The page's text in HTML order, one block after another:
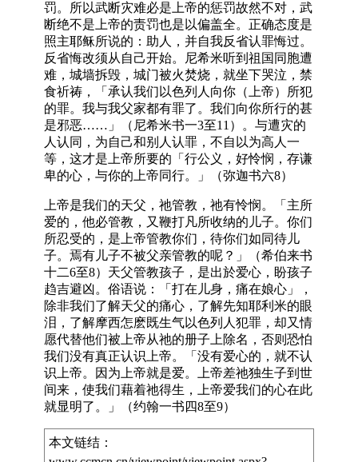
罚。所以武断灾难必是上帝的惩罚故然不对，武
断绝不是上帝的责罚也是以偏盖全。正确态度是
照主耶稣所说的：助人，并自我反省认罪悔过。
反省悔改须从自己开始。尼希米听到祖国同胞遭
难，城墙拆毁，城门被火焚烧，就坐下哭泣，禁
食祈祷，「承认我们以色列人向你（上帝）所犯
的罪。我与我父家都有罪了。我们向你所行的甚
是邪恶……」（尼希米书一3至11）。与遭灾的
人认同，为自己和别人认罪，不自以为高人一
等，这才是上帝所要的「行公义，好怜悯，存谦
卑的心，与你的上帝同行。」（弥迦书六8）
上帝是我们的天父，祂管教，祂有怜悯。「主所
爱的，他必管教，又鞭打凡所收纳的儿子。你们
所忍受的，是上帝管教你们，待你们如同待儿
子。焉有儿子不被父亲管教的呢？」（希伯来书
十二6至8）天父管教孩子，是出於爱心，盼孩子
趋吉避凶。俗语说：「打在儿身，痛在娘心」，
除非我们了解天父的痛心，了解先知耶利米的眼
泪，了解摩西怎麽既生气以色列人犯罪，却又情
愿代替他们被上帝从祂的册子上除名，否则恐怕
我们没有真正认识上帝。「没有爱心的，就不认
识上帝。因为上帝就是爱。上帝差祂独生子到世
间来，使我们藉着祂得生，上帝爱我们的心在此
就显明了。」（约翰一书四8至9）
本文链结：